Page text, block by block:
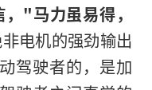
"马力虽易得，
电机的强劲输出
驾驶者的，是加